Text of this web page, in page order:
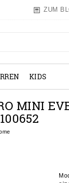
ZUM
KIDS
MINI